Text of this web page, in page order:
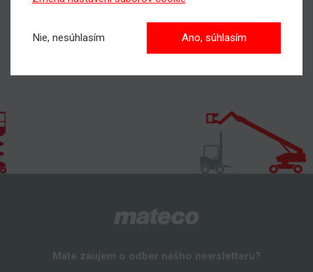
Máte záujem o odber nášho newsletteru?
Nie, nesúhlasím Ano, súhlasím